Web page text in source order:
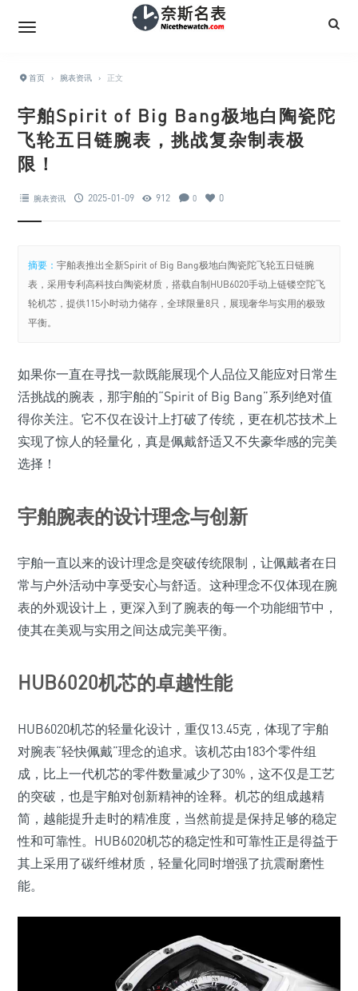
首页 › 腕表资讯 › 正文
宇舶Spirit of Big Bang极地白陶瓷陀
飞轮五日链腕表，挑战复杂制表极
限！
腕表资讯 2025-01-09 912 0 0
摘要：宇舶表推出全新Spirit of Big Bang极地白陶瓷陀飞轮五日链腕
表，采用专利高科技白陶瓷材质，搭载自制HUB6020手动上链镂空陀飞
轮机芯，提供115小时动力储存，全球限量8只，展现奢华与实用的极致
平衡。
如果你一直在寻找一款既能展现个人品位又能应对日常生
活挑战的腕表，那宇舶的“Spirit of Big Bang”系列绝对值
得你关注。它不仅在设计上打破了传统，更在机芯技术上
实现了惊人的轻量化，真是佩戴舒适又不失豪华感的完美
选择！
宇舶腕表的设计理念与创新
宇舶一直以来的设计理念是突破传统限制，让佩戴者在日
常与户外活动中享受安心与舒适。这种理念不仅体现在腕
表的外观设计上，更深入到了腕表的每一个功能细节中，
使其在美观与实用之间达成完美平衡。
HUB6020机芯的卓越性能
HUB6020机芯的轻量化设计，重仅13.45克，体现了宇舶
对腕表“轻快佩戴”理念的追求。该机芯由183个零件组
成，比上一代机芯的零件数量减少了30%，这不仅是工艺
的突破，也是宇舶对创新精神的诠释。机芯的组成越精
简，越能提升走时的精准度，当然前提是保持足够的稳定
性和可靠性。HUB6020机芯的稳定性和可靠性正是得益于
其上采用了碳纤维材质，轻量化同时增强了抗震耐磨性
能。